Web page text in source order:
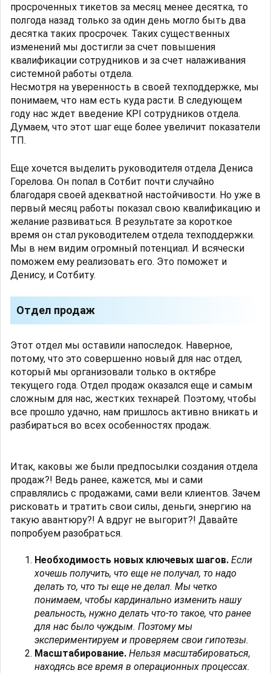
просроченных тикетов за месяц менее десятка, то
полгода назад только за один день могло быть два
десятка таких просрочек. Таких существенных
изменений мы достигли за счет повышения
квалификации сотрудников и за счет налаживания
системной работы отдела.
Несмотря на уверенность в своей техподдержке, мы
понимаем, что нам есть куда расти. В следующем
году нас ждет введение KPI сотрудников отдела.
Думаем, что этот шаг еще более увеличит показатели
ТП.
Еще хочется выделить руководителя отдела Дениса
Горелова. Он попал в Сотбит почти случайно
благодаря своей адекватной настойчивости. Но уже в
первый месяц работы показал свою квалификацию и
желание развиваться. В результате за короткое
время он стал руководителем отдела техподдержки.
Мы в нем видим огромный потенциал. И всячески
поможем ему реализовать его. Это поможет и
Денису, и Сотбиту.
Отдел продаж
Этот отдел мы оставили напоследок. Наверное,
потому, что это совершенно новый для нас отдел,
который мы организовали только в октябре
текущего года. Отдел продаж оказался еще и самым
сложным для нас, жестких технарей. Поэтому, чтобы
все прошло удачно, нам пришлось активно вникать и
разбираться во всех особенностях продаж.
Итак, каковы же были предпосылки создания отдела
продаж?! Ведь ранее, кажется, мы и сами
справлялись с продажами, сами вели клиентов. Зачем
рисковать и тратить свои силы, деньги, энергию на
такую авантюру?! А вдруг не выгорит?! Давайте
попробуем разобраться.
Необходимость новых ключевых шагов. Если
хочешь получить, что еще не получал, то надо
делать то, что ты еще не делал. Мы четко
понимаем, чтобы кардинально изменить нашу
реальность, нужно делать что-то такое, что ранее
для нас было чуждым. Поэтому мы
экспериментируем и проверяем свои гипотезы.
Масштабирование. Нельзя масштабироваться,
находясь все время в операционных процессах.